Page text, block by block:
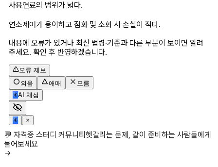
사용연료의 범위가 넓다.
연소제어가 용이하고 점화 및 소화 시 손실이 적다.
내용에 오류가 있거나 최신 법령·기준과 다른 부분이 보이면 알려
주세요. 확인 후 반영하겠습니다.
오류 제보
외움
애매
모름
✳AI 채점
✳ ×
💬 자격증 스터디 커뮤니티헷갈리는 문제, 같이 준비하는 사람들에게
물어보세요
→